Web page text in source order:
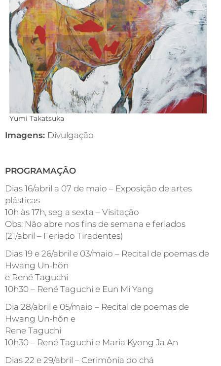
Yumi Takatsuka
Imagens: Divulgação
PROGRAMAÇÃO
Dias 16/abril a 07 de maio – Exposição de artes
plásticas
10h às 17h, seg a sexta – Visitação
Obs: Não abre nos fins de semana e feriados
(21/abril – Feriado Tiradentes)
Dias 19 e 26/abril e 03/maio – Recital de poemas de
Hwang Un-hŏn
e René Taguchi
10h30 – René Taguchi e Eun Mi Yang
Dia 28/abril e 05/maio – Recital de poemas de
Hwang Un-hŏn e
Rene Taguchi
10h30 – René Taguchi e Maria Kyong Ja An
Dias 22 e 29/abril – Cerimônia do chá